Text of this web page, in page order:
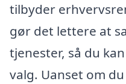
tilbyder
gør det lettere at
tjenester, så du
valg. Uanset om